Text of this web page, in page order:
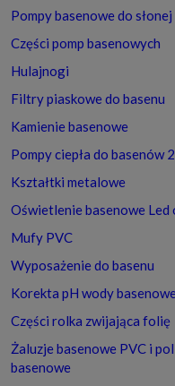
Pompy basenowe do
Części pomp basenowych
Hulajnogi
Filtry piaskowe do basenu
Kamienie basenowe
Pompy ciepła do basenów
Kształtki metalowe
Oświetlenie basenowe Led
Mufy PVC
Wyposażenie do basenu
Korekta pH wody
Części rolka zwijająca folię
Żaluzje basenowe PVC i
basenowe